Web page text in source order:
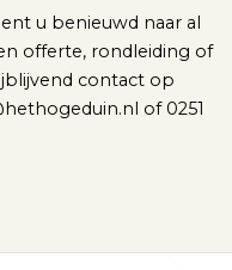
u benieuwd naar al
offerte, rondleiding of
contact op
of 0251